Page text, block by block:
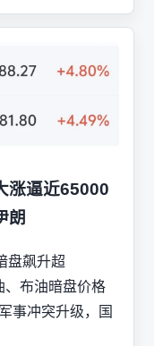
涨逼近65000
朗
盘飙升超
、布油暗盘价格
事冲突升级，国